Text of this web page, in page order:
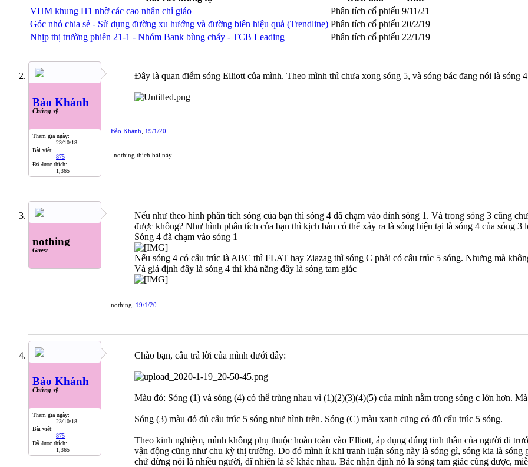
VHM khung H1 nhờ các cao nhân chỉ giáo
Phân tích cổ phiếu 9/11/21
Góc nhỏ chia sẻ - Sử dụng đường xu hướng và đường biên hiệu quả (Trendline) Phân tích cổ phiếu 20/2/19
Nhịp thị trường phiên 21-1 - Nhóm Bank bùng cháy - TCB Leading
Phân tích cổ phiếu 22/1/19
Bảo Khánh
Chứng sỹ
Tham gia ngày:
23/10/18
Bài viết:
875
Đã được thích:
1,365
Đây là quan điểm sóng Elliott của mình. Theo mình thì chưa xong sóng 5, và sóng bác đang nói là sóng
Bảo Khánh 19/1/20
nothing thích bài này.
nothing
Guest
Nếu như theo hình phân tích sóng của bạn thì sóng 4 đã chạm vào đỉnh sóng 1. Và trong sóng 3 cũng
được không? Như hình phân tích của bạn thì kịch bản có thể xảy ra là sóng hiện tại là sóng 4 của sóng 3
Sóng 4 đã chạm vào sóng 1
Nếu sóng 4 có cấu trúc là ABC thì FLAT hay Ziazag thì sóng C phải có cấu trúc 5 sóng. Nhưng mà
Và giả định đây là sóng 4 thì khả năng đây là sóng tam giác
nothing 19/1/20
Bảo Khánh
Chứng sỹ
Tham gia ngày:
23/10/18
Bài viết:
875
Đã được thích:
1,365
Chào bạn, câu trả lời của mình dưới đây:
Màu đỏ: Sóng (1) và sóng (4) có thể trùng nhau vì (1)(2)(3)(4)(5) của mình nằm trong sóng c lớn hơn.
Sóng (3) màu đỏ đủ cấu trúc 5 sóng như hình trên. Sóng (C) màu xanh cũng có đủ cấu trúc 5 sóng.
Theo kinh nghiệm, mình không phụ thuộc hoàn toàn vào Elliott, áp dụng đúng tinh thần của người đi
vận động cũng như chu kỳ thị trường. Do đó mình ít khi tranh luận sóng này là sóng gì, sóng kia là
chứ đừng nói là nhiều người, dĩ nhiên là sẽ khác nhau. Bác nhận định nó là sóng tam giác cũng được,